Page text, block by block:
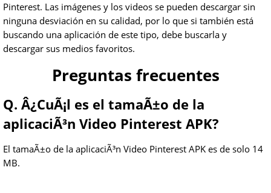
Pinterest. Las imágenes y los videos se pueden descargar sin
ninguna desviación en su calidad, por lo que si también está
buscando una aplicación de este tipo, debe buscarla y
descargar sus medios favoritos.
Preguntas frecuentes
Q. Â¿CuÃ¡l es el tamaÃ±o de la
aplicaciÃ³n Video Pinterest APK?
El tamaÃ±o de la aplicaciÃ³n Video Pinterest APK es de solo 14
MB.